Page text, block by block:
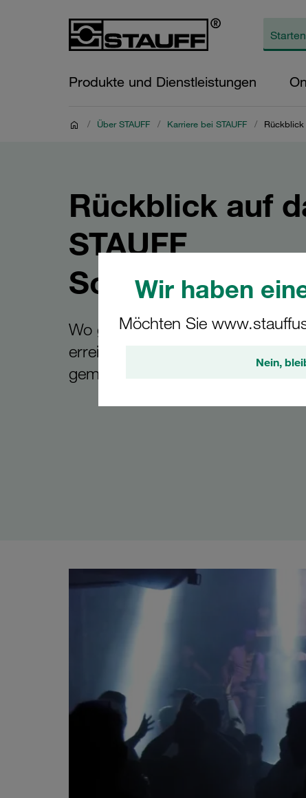
Wir haben
Möchten Sie
Nein,
Produkte und Dienstleistungen
/ Über STAUFF / Karriere bei STAUFF / Rückblick
Rückblick auf
STAUFF
Sommerfest
Wo gearbeitet und zusammen
erreicht wird, da darf auch das
gemeinsame Feiern nicht zu kurz